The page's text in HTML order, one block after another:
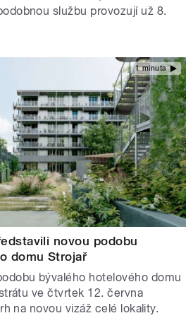
službu provozují už 8.
1 minuta
novou podobu
domu Strojař
bývalého hotelového domu
ve čtvrtek 12. června
na novou vizáž celé lokality.